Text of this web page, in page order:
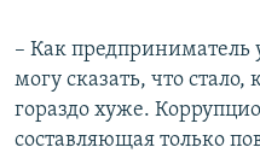
– Как
могу сказать, что
гораздо хуже.
составляющая только